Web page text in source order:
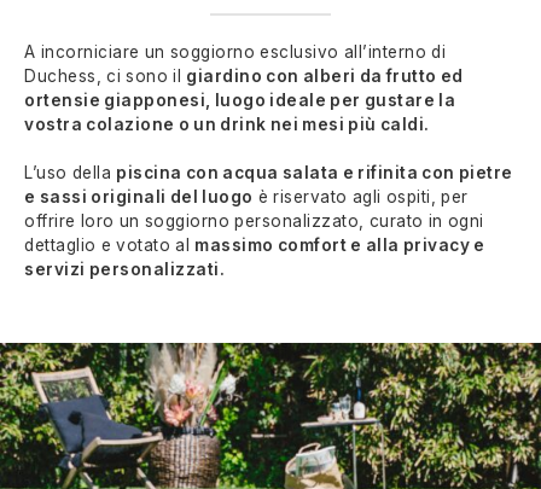
A incorniciare un soggiorno esclusivo all’interno di
Duchess, ci sono il giardino con alberi da frutto ed
ortensie giapponesi, luogo ideale per gustare la
vostra colazione o un drink nei mesi più caldi.
L’uso della piscina con acqua salata e rifinita con pietre
e sassi originali del luogo è riservato agli ospiti, per
offrire loro un soggiorno personalizzato, curato in ogni
dettaglio e votato al massimo comfort e alla privacy e
servizi personalizzati.